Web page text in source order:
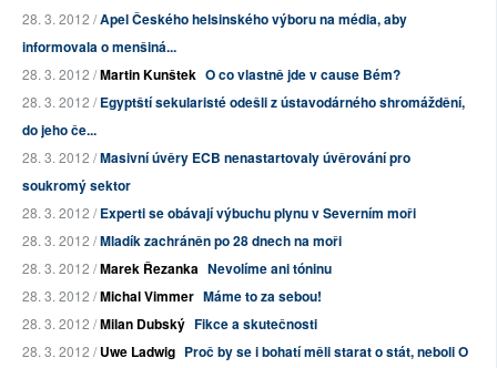
28. 3. 2012 /Apel Českého helsinského výboru na média, aby
informovala o menšiná...
28. 3. 2012 /Martin Kunštek O co vlastně jde v cause Bém?
28. 3. 2012 /Egyptští sekularisté odešli z ústavodárného shromáždění,
do jeho če...
28. 3. 2012 /Masivní úvěry ECB nenastartovaly úvěrování pro
soukromý sektor
28. 3. 2012 /Experti se obávají výbuchu plynu v Severním moři
28. 3. 2012 /Mladík zachráněn po 28 dnech na moři
28. 3. 2012 /Marek Řezanka Nevolíme ani tóninu
28. 3. 2012 /Michal Vimmer Máme to za sebou!
28. 3. 2012 /Milan Dubský Fikce a skutečnosti
28. 3. 2012 /Uwe Ladwig Proč by se i bohatí měli starat o stát, neboli O